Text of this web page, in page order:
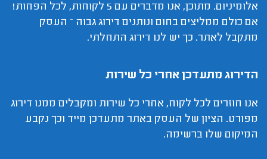
אלומיניום. מתוכן, אנו מדברים עם 5 לקוחות, לכל הפחות!
אם כולם ממליצים בחום ונותנים דירוג גבוה – העסק
מתקבל לאתר. כך יש לנו דירוג התחלתי.
הדירוג מתעדכן אחרי כל שירות
אנו חוזרים לכל לקוח, אחרי כל שירות ומקבלים ממנו דירוג
מפורט. הציון של העסק באתר מתעדכן מייד וכך נקבע
המיקום שלו ברשימה.